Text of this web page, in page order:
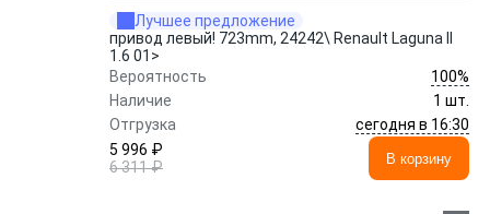
Лучшее предложение
привод левый! 723mm, 24242\ Renault Laguna II
1.6 01>
Вероятность
100%
Наличие
1 шт.
Отгрузка
сегодня в 16:30
5 996 ₽
6 311 ₽
В корзину